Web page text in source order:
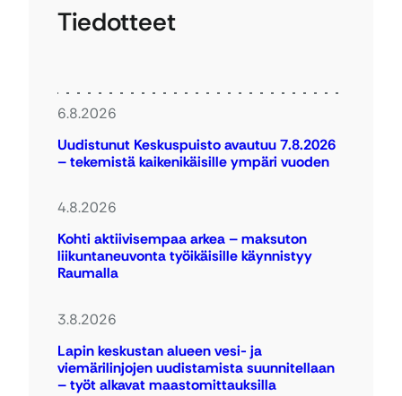
Tiedotteet
6.8.2026
Uudistunut Keskuspuisto avautuu 7.8.2026
– tekemistä kaikenikäisille ympäri vuoden
4.8.2026
Kohti aktiivisempaa arkea – maksuton
liikuntaneuvonta työikäisille käynnistyy
Raumalla
3.8.2026
Lapin keskustan alueen vesi- ja
viemärilinjojen uudistamista suunnitellaan
– työt alkavat maastomittauksilla